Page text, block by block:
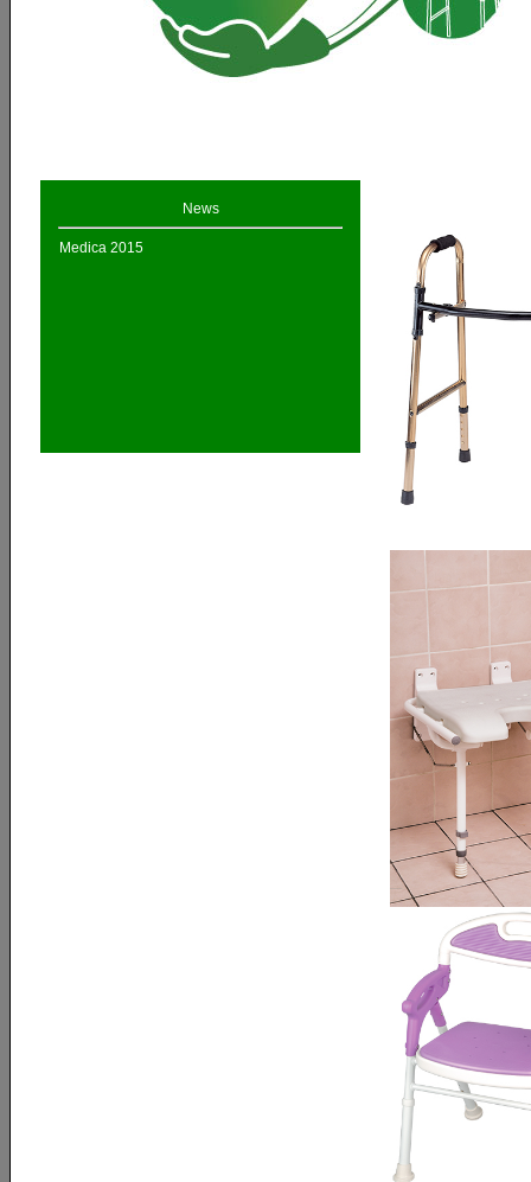
News
Medica 2015